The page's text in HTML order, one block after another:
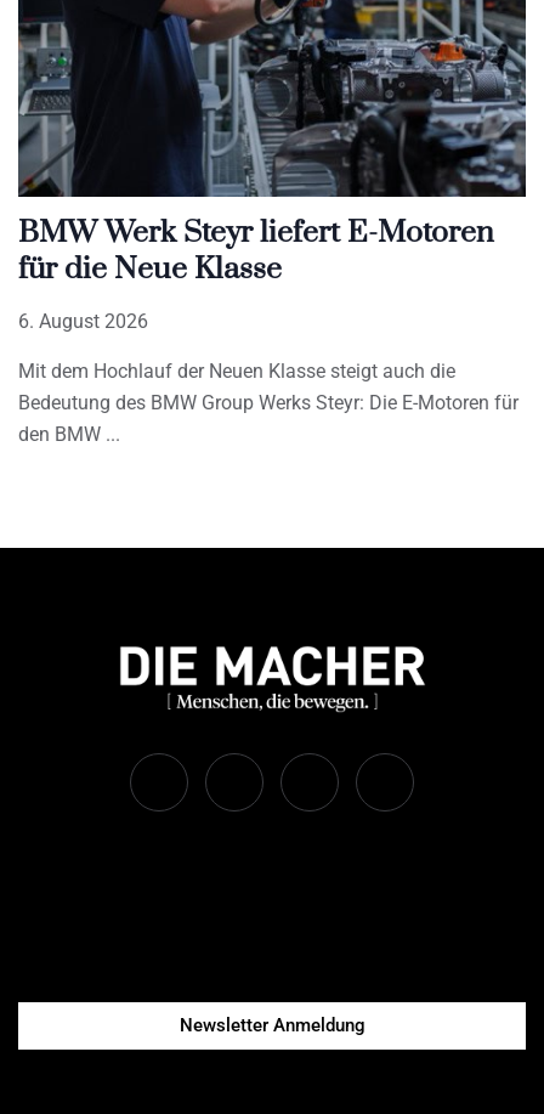
BMW Werk Steyr liefert E-Motoren
für die Neue Klasse
6. August 2026
Mit dem Hochlauf der Neuen Klasse steigt auch die
Bedeutung des BMW Group Werks Steyr: Die E-Motoren für
den BMW
Newsletter Anmeldung